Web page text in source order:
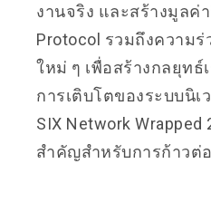
งานจริง และสร้างมูลค่
Protocol รวมถึงความ
ใหม่ ๆ เพื่อสร้างกลยุทธ์
การเติบโตของระบบนิ
SIX Network
สำคัญสำหรับการก้าวต่